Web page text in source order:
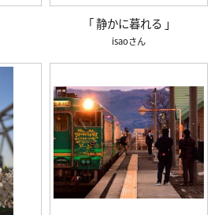
「 静かに暮れる 」
isao